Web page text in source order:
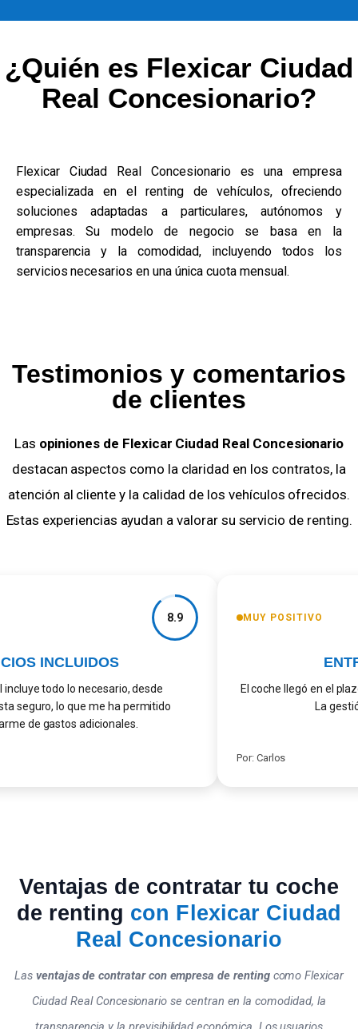
¿Quién es Flexicar Ciudad
Real Concesionario?
Flexicar Ciudad Real Concesionario es una empresa
especializada en el renting de vehículos, ofreciendo
soluciones adaptadas a particulares, autónomos y
empresas. Su modelo de negocio se basa en la
transparencia y la comodidad, incluyendo todos los
servicios necesarios en una única cuota mensual.
Testimonios y comentarios
de clientes
Las opiniones de Flexicar Ciudad Real Concesionario
destacan aspectos como la claridad en los contratos, la
atención al cliente y la calidad de los vehículos ofrecidos.
Estas experiencias ayudan a valorar su servicio de renting.
8.9
INCLUIDOS
todo lo necesario, desde
seguro, lo que me ha permitido
de gastos adicionales.
MUY POSITIVO
El coche llegó en el
La
Por: Carlos
Ventajas de contratar tu coche
de renting con Flexicar Ciudad
Real Concesionario
Las ventajas de contratar con empresa de rentingcomo Flexicar
Ciudad Real Concesionario se centran en la comodidad, la